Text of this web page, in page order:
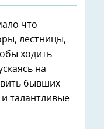
что
лестницы,
ходить
на
бывших
талантливые